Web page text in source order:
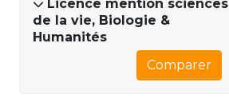
Licence mention sciences
de la vie, Biologie &
Humanités
Comparer